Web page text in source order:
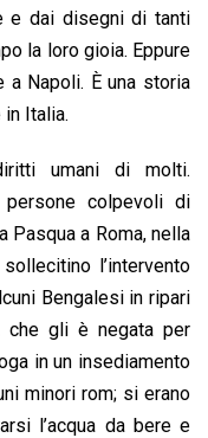
e dai disegni di tanti
la loro gioia. Eppure
a Napoli. È una storia
Italia.
umani di molti.
colpevoli di
Pasqua a Roma, nella
l’intervento
Bengalesi in ripari
che gli è negata per
in un insediamento
minori rom; si erano
l’acqua da bere e